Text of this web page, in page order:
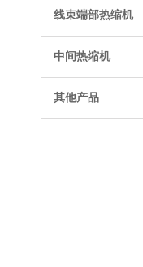
线束端部热缩机
中间热缩机
其他产品